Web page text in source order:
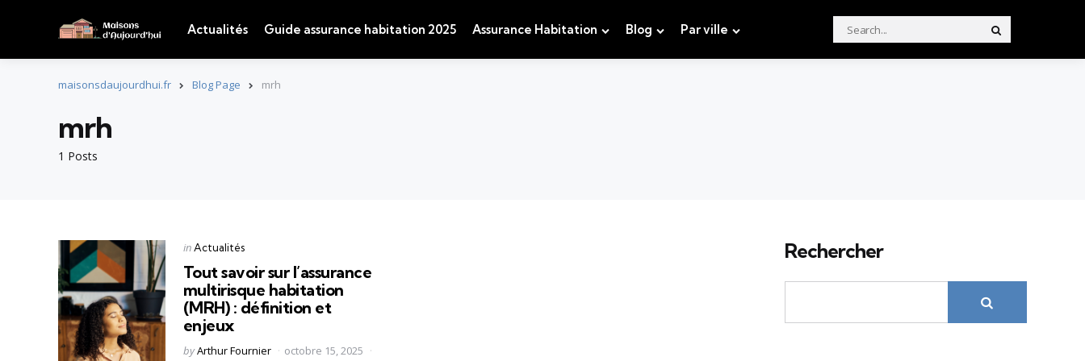
Actualités Guide assurance habitation 2025 Assurance Habitation Blog Par ville
Search
for:
maisonsdaujourdhui.fr Blog Page mrh
1 Posts
mrh
Categories
Posted
in Actualités
Tout savoir sur l’assurance
multirisque habitation
(MRH) : définition et
enjeux
Posted
byArthur Fournier
octobre 15, 2025
Rechercher